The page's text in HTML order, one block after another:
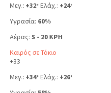
Μεγ.: +32° Ελάχ.: +24°
Υγρασία: 60%
Αέρας: S - 20 KPH
Καιρός σε Τόκιο
+33
Μεγ.: +34° Ελάχ.: +26°